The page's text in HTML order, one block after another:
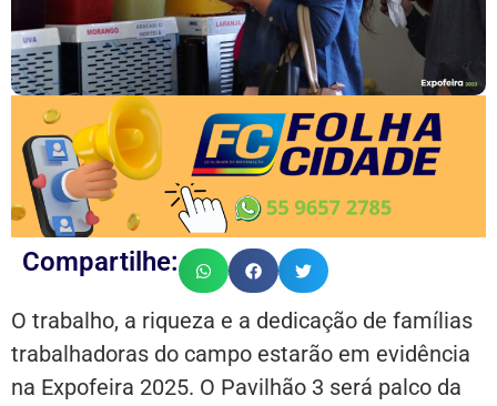
Compartilhe:
O trabalho, a riqueza e a dedicação de famílias
trabalhadoras do campo estarão em evidência
na Expofeira 2025. O Pavilhão 3 será palco da